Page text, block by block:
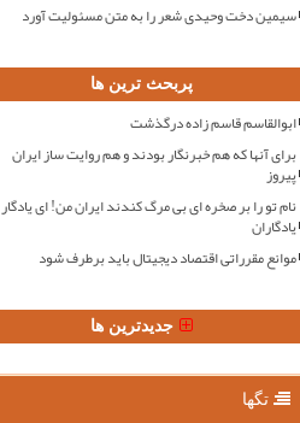
سیمین دخت وحیدی شعر را به متن مسئولیت آورد
پربحث ترین ها
ابوالقاسم قاسم زاده درگذشت
برای آنها که هم خبرنگار بودند و هم روایت ساز ایران
پیروز
نام تو را بر صخره ای بی مرگ کندند ایران من! ای یادگار
یادگاران
موانع مقرراتی اقتصاد دیجیتال باید برطرف شود
جدیدترین ها
تگها